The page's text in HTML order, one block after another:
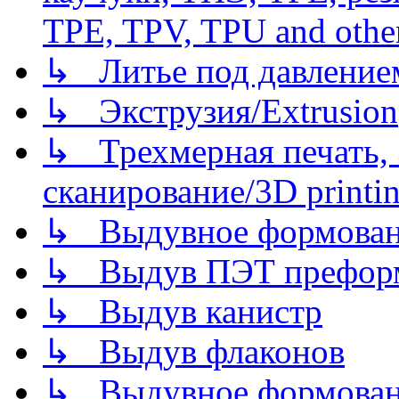
TPE, TPV, TPU and
↳ Литье под
↳ Экструзия/Extrusion
↳ Трехмерная
сканирование/3D
↳ Выдувное
↳ Выдув ПЭТ
↳ Выдув канистр
↳ Выдув флаконов